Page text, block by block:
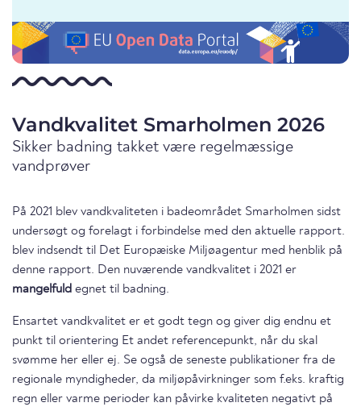
Vandkvalitet Smarholmen 2026
Sikker badning takket være regelmæssige
vandprøver
På 2021 blev vandkvaliteten i badeområdet Smarholmen sidst
undersøgt og forelagt i forbindelse med den aktuelle rapport.
blev indsendt til Det Europæiske Miljøagentur med henblik på
denne rapport. Den nuværende vandkvalitet i 2021 er
mangelfuld egnet til badning.
Ensartet vandkvalitet er et godt tegn og giver dig endnu et
punkt til orientering Et andet referencepunkt, når du skal
svømme her eller ej. Se også de seneste publikationer fra de
regionale myndigheder, da miljøpåvirkninger som f.eks. kraftig
regn eller varme perioder kan påvirke kvaliteten negativt på